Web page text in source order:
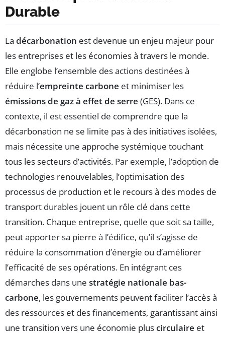
Durable
La décarbonation est devenue un enjeu majeur pour
les entreprises et les économies à travers le monde.
Elle englobe l’ensemble des actions destinées à
réduire l’empreinte carbone et minimiser les
émissions de gaz à effet de serre (GES). Dans ce
contexte, il est essentiel de comprendre que la
décarbonation ne se limite pas à des initiatives isolées,
mais nécessite une approche systémique touchant
tous les secteurs d’activités. Par exemple, l’adoption de
technologies renouvelables, l’optimisation des
processus de production et le recours à des modes de
transport durables jouent un rôle clé dans cette
transition. Chaque entreprise, quelle que soit sa taille,
peut apporter sa pierre à l’édifice, qu’il s’agisse de
réduire la consommation d’énergie ou d’améliorer
l’efficacité de ses opérations. En intégrant ces
démarches dans une stratégie nationale bas-
carbone, les gouvernements peuvent faciliter l’accès à
des ressources et des financements, garantissant ainsi
une transition vers une économie pluscirculaire et